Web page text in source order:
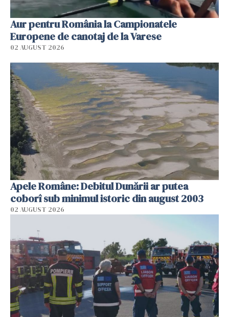
Aur pentru România la Campionatele
Europene de canotaj de la Varese
02 AUGUST 2026
Apele Române: Debitul Dunării ar putea
coborî sub minimul istoric din august 2003
02 AUGUST 2026